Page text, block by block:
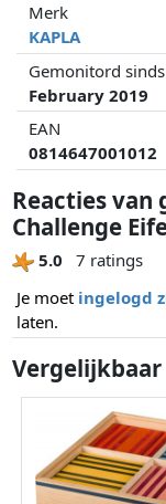
Merk
KAPLA
Gemonitord sinds
February 2019
EAN
0814647001012
Reacties van
Challenge
5.0
7 ratings
Je moet ingelogd
laten.